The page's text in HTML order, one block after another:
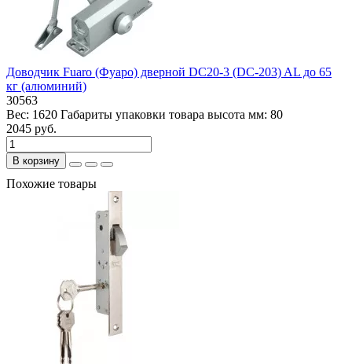
Доводчик Fuaro (Фуаро) дверной DC20-3 (DC-203) AL до 65
кг (алюминий)
30563
Вес: 1620 Габариты упаковки товара высота мм: 80
2045 руб.
В корзину
Похожие товары